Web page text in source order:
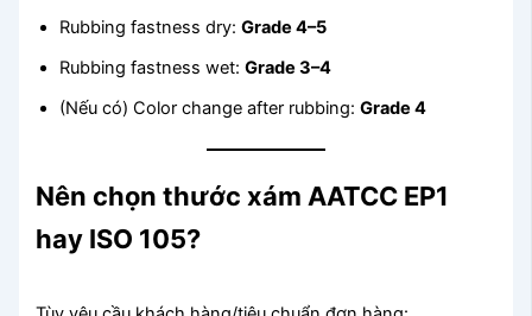
Rubbing fastness dry:Grade 4–5
Rubbing fastness wet:Grade 3–4
(Nếu có) Color change after rubbing:Grade 4
Nên chọn thước xám AATCC EP1
hay ISO 105?